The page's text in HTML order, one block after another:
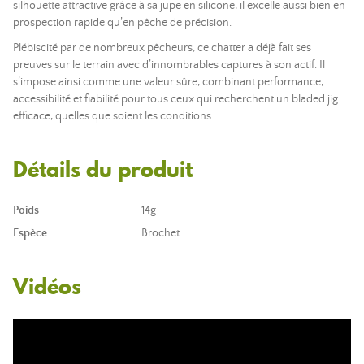
silhouette attractive grâce à sa jupe en silicone, il excelle aussi bien en
prospection rapide qu’en pêche de précision.
Plébiscité par de nombreux pêcheurs, ce chatter a déjà fait ses
preuves sur le terrain avec d’innombrables captures à son actif. Il
s’impose ainsi comme une valeur sûre, combinant performance,
accessibilité et fiabilité pour tous ceux qui recherchent un bladed jig
efficace, quelles que soient les conditions.
Détails du produit
Poids
14g
Espèce
Brochet
Vidéos